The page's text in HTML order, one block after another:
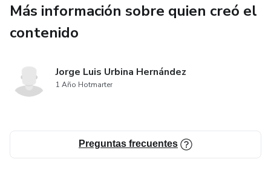
secretos
¿Qué incluye el curso?
➡️ Más de 4 horas de contenido en video, dividido en 4
clases grabadas
rota y alisado perfecto
➡️ Guías PDF complementarias para cada clase
Más información sobre quien creó el
contenido
Jorge Luis Urbina Hernández
1 Año Hotmarter
Preguntas frecuentes